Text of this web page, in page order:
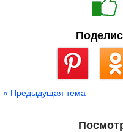
« Предыдущая тема